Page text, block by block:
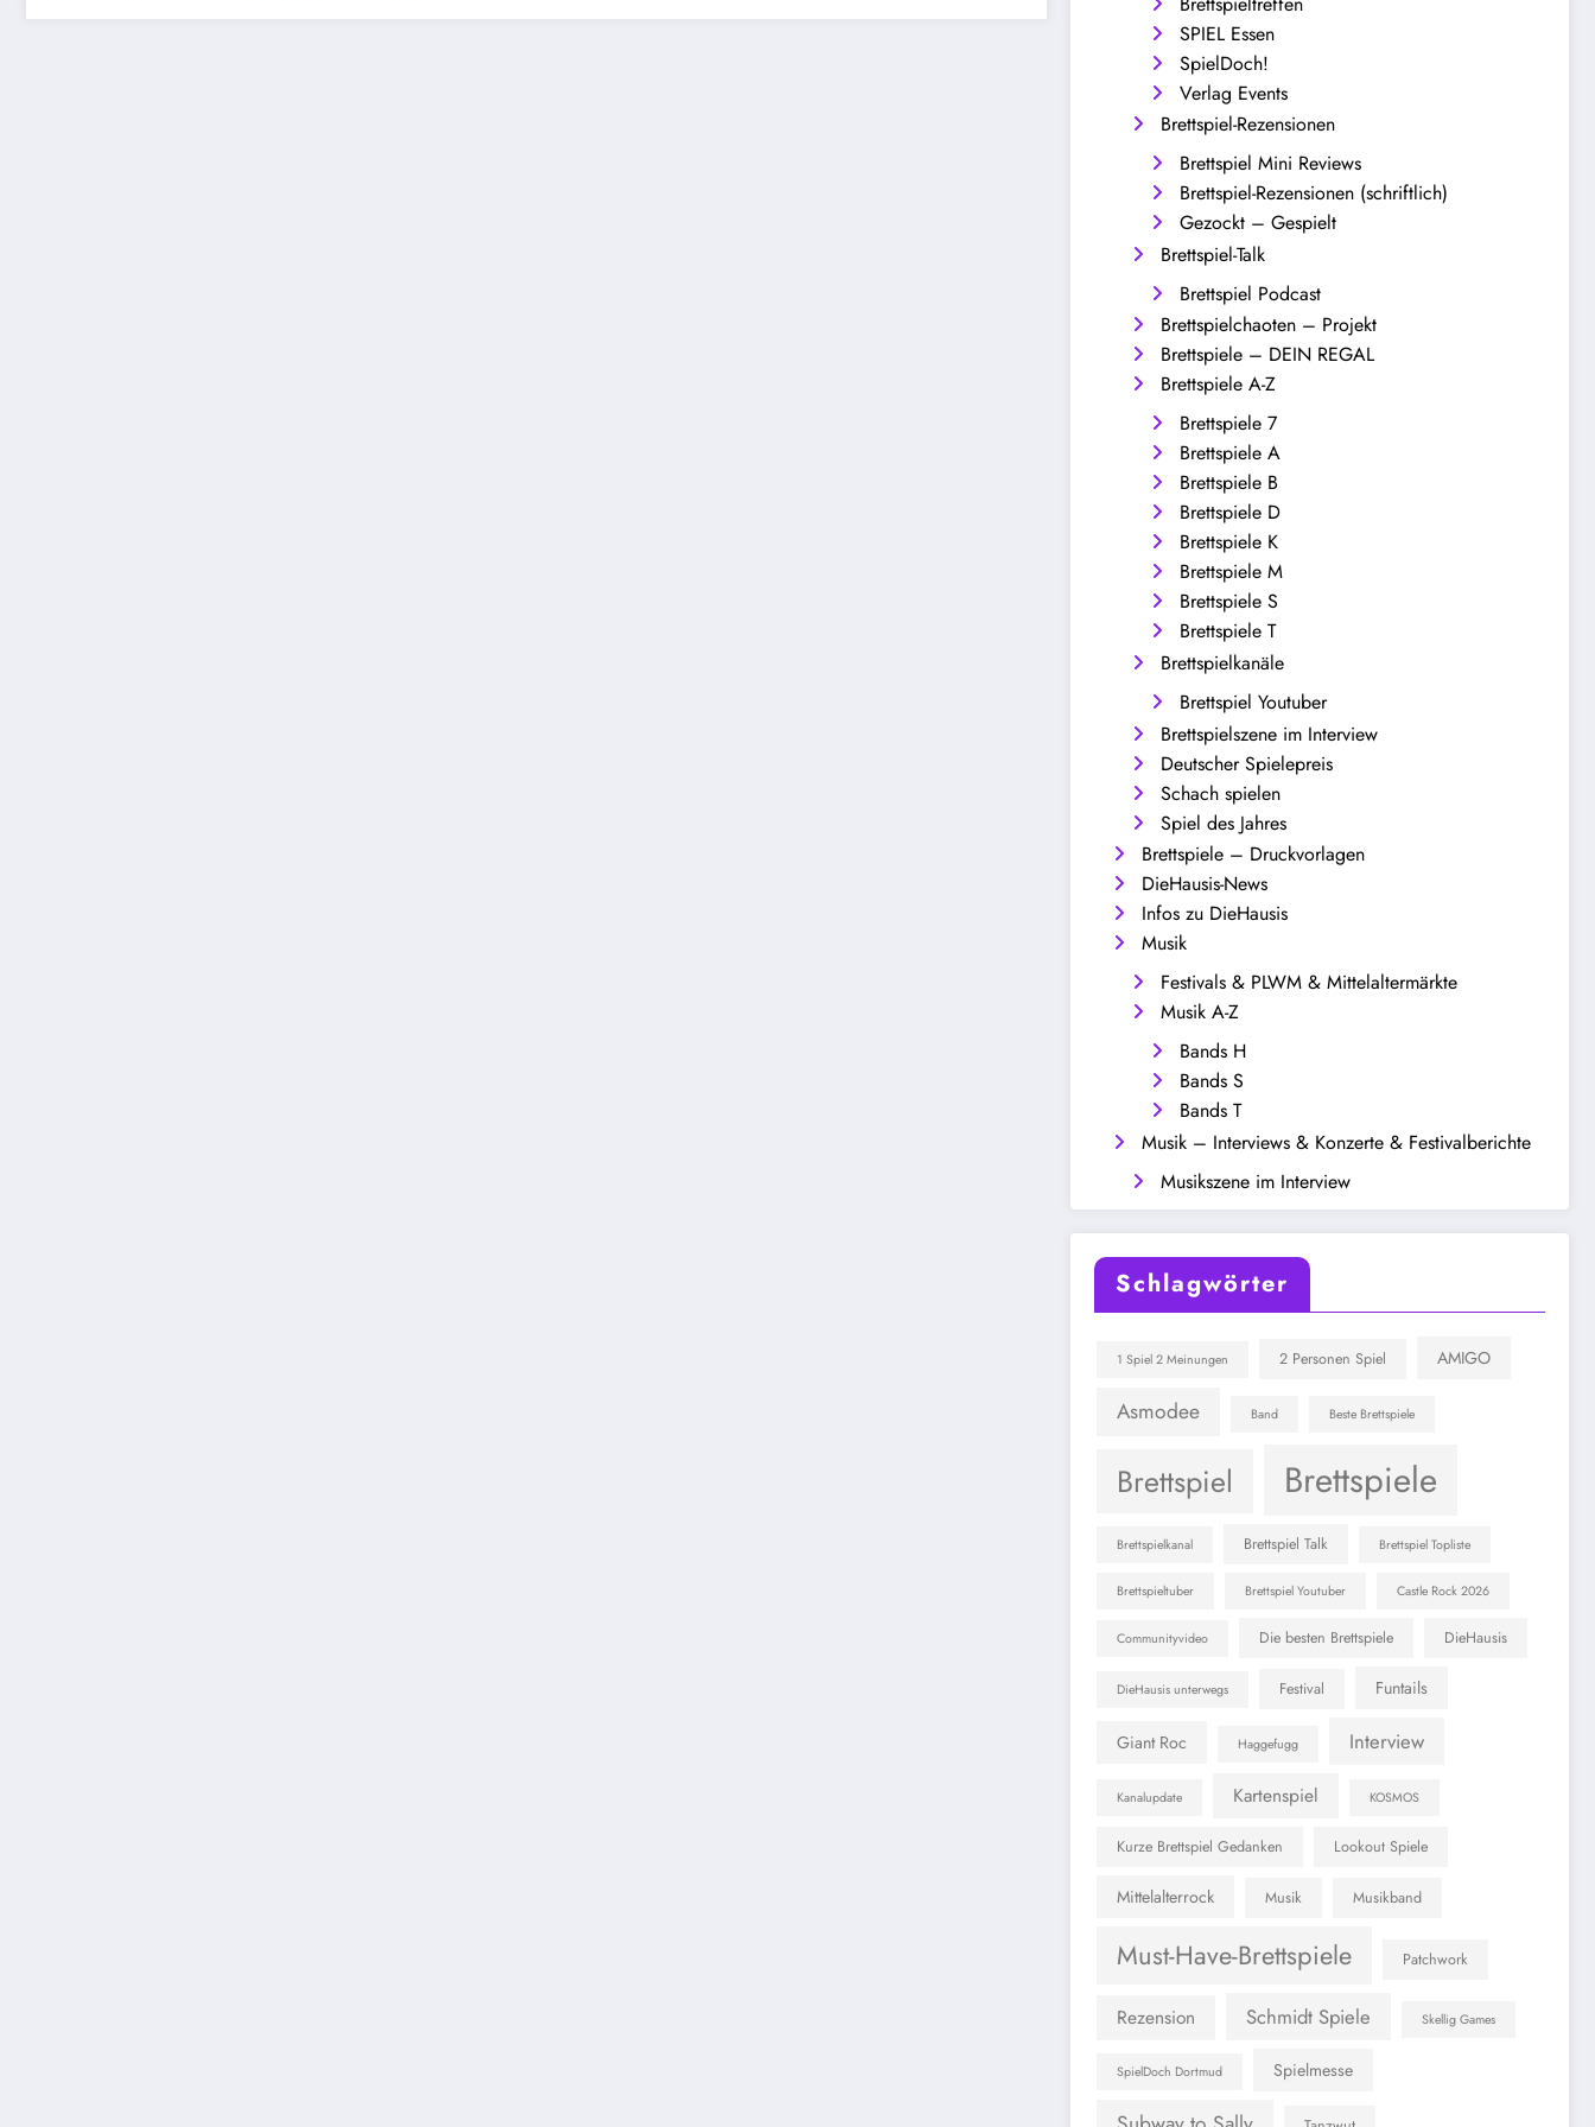
SPIEL Essen
SpielDoch!
Verlag Events
Brettspiel-Rezensionen
Brettspiel Mini Reviews
Brettspiel-Rezensionen (schriftlich)
Gezockt – Gespielt
Brettspiel-Talk
Brettspiel Podcast
Brettspielchaoten – Projekt
Brettspiele – DEIN REGAL
Brettspiele A-Z
Brettspiele 7
Brettspiele A
Brettspiele B
Brettspiele D
Brettspiele K
Brettspiele M
Brettspiele S
Brettspiele T
Brettspielkanäle
Brettspiel Youtuber
Brettspielszene im Interview
Deutscher Spielepreis
Schach spielen
Spiel des Jahres
Brettspiele – Druckvorlagen
DieHausis-News
Infos zu DieHausis
Musik
Festivals & PLWM & Mittelaltermärkte
Musik A-Z
Bands H
Bands S
Bands T
Musik – Interviews & Konzerte & Festivalberichte
Musikszene im Interview
Schlagwörter
1 Spiel 2 Meinungen 2 Personen Spiel AMIGO
Asmodee Band Beste Brettspiele
Brettspiel Brettspiele
Brettspielkanal Brettspiel Talk Brettspiel Topliste
Brettspieltuber Brettspiel Youtuber Castle Rock 2026
Communityvideo Die besten Brettspiele DieHausis
DieHausis unterwegs Festival Funtails
Giant Roc Haggefugg Interview
Kanalupdate Kartenspiel KOSMOS
Kurze Brettspiel Gedanken Lookout Spiele
Mittelalterrock Musik Musikband
Must-Have-Brettspiele Patchwork
Rezension Schmidt Spiele Skellig Games
SpielDoch Dortmud Spielmesse